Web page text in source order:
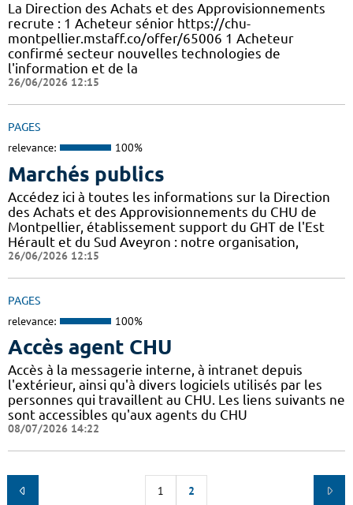
La Direction des Achats et des Approvisionnements
recrute : 1 Acheteur sénior https://chu-
montpellier.mstaff.co/offer/65006 1 Acheteur
confirmé secteur nouvelles technologies de
l'information et de la
26/06/2026 12:15
PAGES
relevance: 100%
Marchés publics
Accédez ici à toutes les informations sur la Direction
des Achats et des Approvisionnements du CHU de
Montpellier, établissement support du GHT de l'Est
Hérault et du Sud Aveyron : notre organisation,
26/06/2026 12:15
PAGES
relevance: 100%
Accès agent CHU
Accès à la messagerie interne, à intranet depuis
l'extérieur, ainsi qu'à divers logiciels utilisés par les
personnes qui travaillent au CHU. Les liens suivants ne
sont accessibles qu'aux agents du CHU
08/07/2026 14:22
1 2